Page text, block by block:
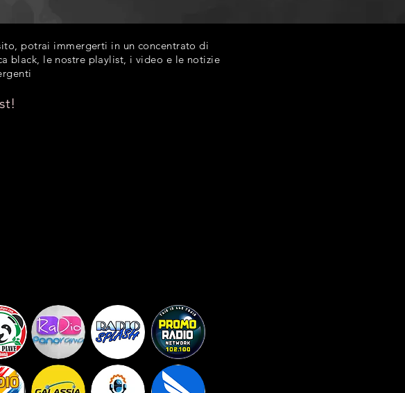
potrai immergerti in un concentrato di
black, le nostre playlist, i video e le notizie